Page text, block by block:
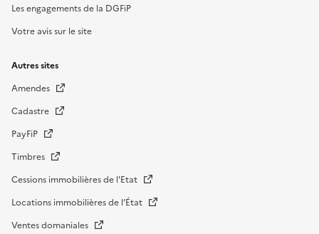
Les engagements de la DGFiP
Votre avis sur le site
Autres sites
Amendes
Cadastre
PayFiP
Timbres
Cessions immobilières de l'Etat
Locations immobilières de l’État
Ventes domaniales